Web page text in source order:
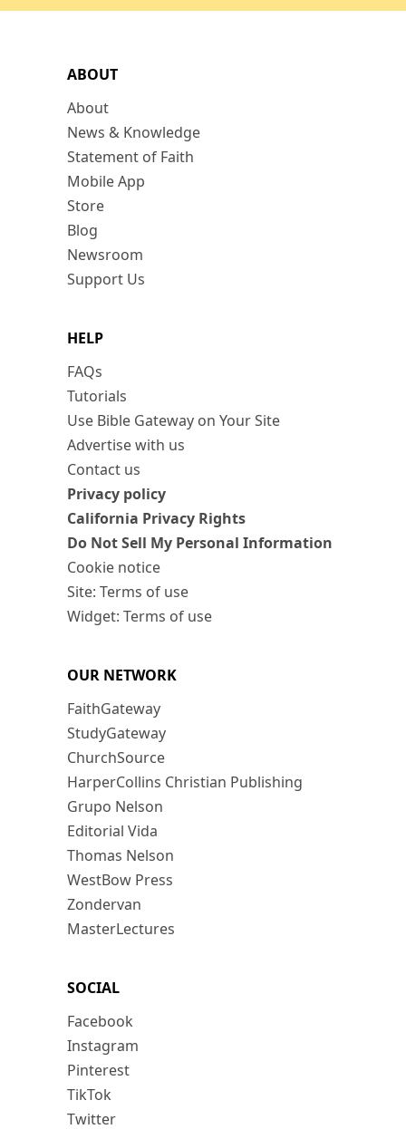
ABOUT
About
News & Knowledge
Statement of Faith
Mobile App
Store
Blog
Newsroom
Support Us
HELP
FAQs
Tutorials
Use Bible Gateway on Your Site
Advertise with us
Contact us
Privacy policy
California Privacy Rights
Do Not Sell My Personal Information
Cookie notice
Site: Terms of use
Widget: Terms of use
OUR NETWORK
FaithGateway
StudyGateway
ChurchSource
HarperCollins Christian Publishing
Grupo Nelson
Editorial Vida
Thomas Nelson
WestBow Press
Zondervan
MasterLectures
SOCIAL
Facebook
Instagram
Pinterest
TikTok
Twitter